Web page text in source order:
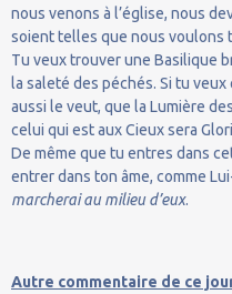
nous venons à l’église, nous
soient telles que nous voulons
Tu veux trouver une Basilique
la saleté des péchés. Si tu
aussi le veut, que la Lumière
celui qui est aux Cieux sera
De même que tu entres dans
entrer dans ton âme, comme
marcherai au milieu d’eux.
Autre commentaire de ce